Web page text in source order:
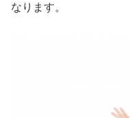
なります。